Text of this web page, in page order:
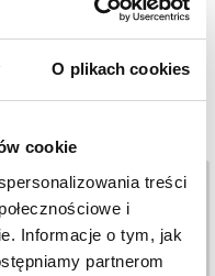
O plikach cookies
cookie
treści
i
Informacje o tym, jak
partnerom
oprawy);
Romanowski (czarnym